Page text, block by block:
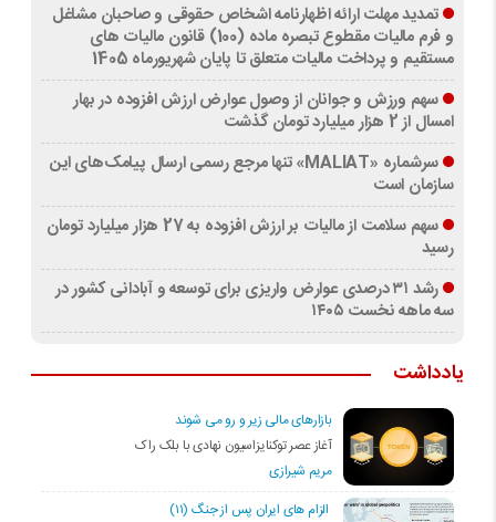
تمدید مهلت ارائه اظهارنامه اشخاص حقوقی و صاحبان مشاغل
و فرم مالیات مقطوع تبصره ماده (100) قانون مالیات های
مستقیم و پرداخت مالیات متعلق تا پایان شهریورماه 1405
سهم ورزش و جوانان از وصول عوارض ارزش افزوده در بهار
امسال از 2 هزار میلیارد تومان گذشت
سرشماره «MALIAT» تنها مرجع رسمی ارسال پیامک‌های این
سازمان است
سهم سلامت از مالیات بر ارزش افزوده به 27 هزار میلیارد تومان
رسید
رشد ۳۱ درصدی عوارض واریزی برای توسعه و آبادانی کشور در
سه ماهه نخست ۱۴۰۵
یادداشت
بازارهای مالی زیر و رو می شوند
آغاز عصر توکنایزاسیون نهادی با بلک راک
مریم شیرازی
الزام های ایران پس از جنگ (۱۱)